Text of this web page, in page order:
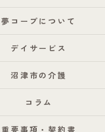
夢コープについて
デイサービス
沼津市の介護
コラム
重要事項・契約書